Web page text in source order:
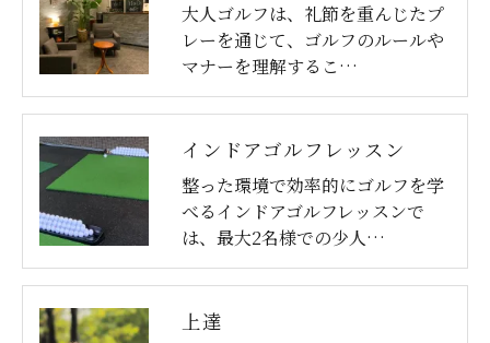
大人ゴルフは、礼節を重んじたプ
レーを通じて、ゴルフのルールや
マナーを理解するこ…
インドアゴルフレッスン
整った環境で効率的にゴルフを学
べるインドアゴルフレッスンで
は、最大2名様での少人…
上達